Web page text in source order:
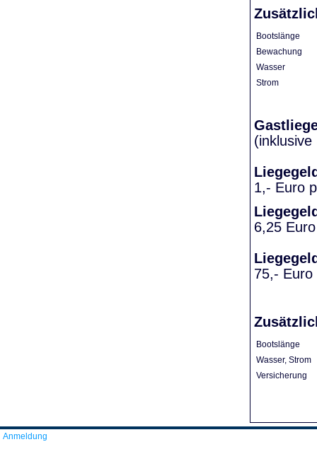
Bootslänge
Bewachung
Wasser
Strom
1,- Euro
6,25
75,- Euro
Bootslänge
Wasser, Strom
Versicherung
Anmeldung